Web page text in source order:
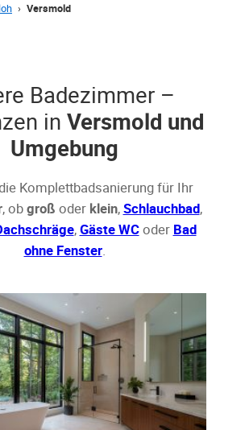
› Versmold
Badezimmer –
in Versmold und
Umgebung
Komplettbadsanierung für Ihr
, obgroß oder klein,Schlauchbad,
,Gäste WCoder Bad
ohne Fenster.